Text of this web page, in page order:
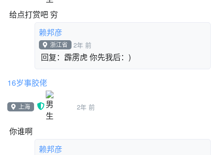
给点打赏吧 穷
赖邦彦
浙江省 2年 前
回复：霹雳虎 你先我后：)
16岁事胶佬
上海 2年 前
你谁啊
赖邦彦